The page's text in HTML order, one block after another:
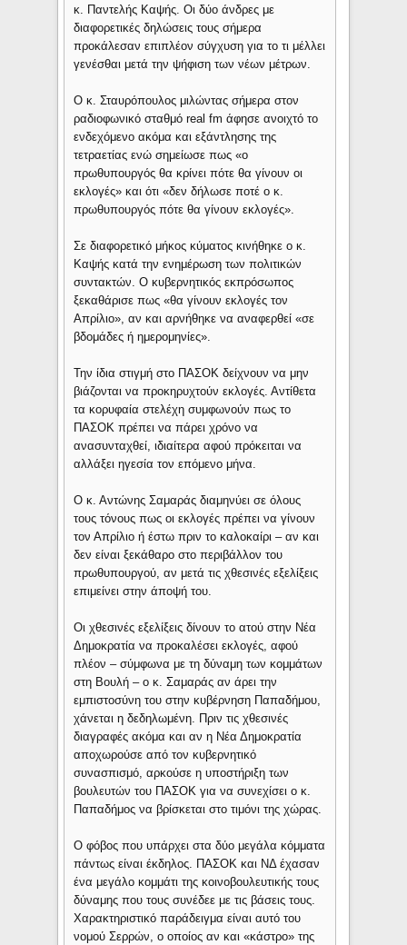
κ. Παντελής Καψής. Οι δύο άνδρες με
διαφορετικές δηλώσεις τους σήμερα
προκάλεσαν επιπλέον σύγχυση για το τι μέλλει
γενέσθαι μετά την ψήφιση των νέων μέτρων.
Ο κ. Σταυρόπουλος μιλώντας σήμερα στον
ραδιοφωνικό σταθμό real fm άφησε ανοιχτό το
ενδεχόμενο ακόμα και εξάντλησης της
τετραετίας ενώ σημείωσε πως «ο
πρωθυπουργός θα κρίνει πότε θα γίνουν οι
εκλογές» και ότι «δεν δήλωσε ποτέ ο κ.
πρωθυπουργός πότε θα γίνουν εκλογές».
Σε διαφορετικό μήκος κύματος κινήθηκε ο κ.
Καψής κατά την ενημέρωση των πολιτικών
συντακτών. Ο κυβερνητικός εκπρόσωπος
ξεκαθάρισε πως «θα γίνουν εκλογές τον
Απρίλιο», αν και αρνήθηκε να αναφερθεί «σε
βδομάδες ή ημερομηνίες».
Την ίδια στιγμή στο ΠΑΣΟΚ δείχνουν να μην
βιάζονται να προκηρυχτούν εκλογές. Αντίθετα
τα κορυφαία στελέχη συμφωνούν πως το
ΠΑΣΟΚ πρέπει να πάρει χρόνο να
ανασυνταχθεί, ιδιαίτερα αφού πρόκειται να
αλλάξει ηγεσία τον επόμενο μήνα.
Ο κ. Αντώνης Σαμαράς διαμηνύει σε όλους
τους τόνους πως οι εκλογές πρέπει να γίνουν
τον Απρίλιο ή έστω πριν το καλοκαίρι – αν και
δεν είναι ξεκάθαρο στο περιβάλλον του
πρωθυπουργού, αν μετά τις χθεσινές εξελίξεις
επιμείνει στην άποψή του.
Οι χθεσινές εξελίξεις δίνουν το ατού στην Νέα
Δημοκρατία να προκαλέσει εκλογές, αφού
πλέον – σύμφωνα με τη δύναμη των κομμάτων
στη Βουλή – ο κ. Σαμαράς αν άρει την
εμπιστοσύνη του στην κυβέρνηση Παπαδήμου,
χάνεται η δεδηλωμένη. Πριν τις χθεσινές
διαγραφές ακόμα και αν η Νέα Δημοκρατία
αποχωρούσε από τον κυβερνητικό
συνασπισμό, αρκούσε η υποστήριξη των
βουλευτών του ΠΑΣΟΚ για να συνεχίσει ο κ.
Παπαδήμος να βρίσκεται στο τιμόνι της χώρας.
Ο φόβος που υπάρχει στα δύο μεγάλα κόμματα
πάντως είναι έκδηλος. ΠΑΣΟΚ και ΝΔ έχασαν
ένα μεγάλο κομμάτι της κοινοβουλευτικής τους
δύναμης που τους συνέδεε με τις βάσεις τους.
Χαρακτηριστικό παράδειγμα είναι αυτό του
νομού Σερρών, ο οποίος αν και «κάστρο» της